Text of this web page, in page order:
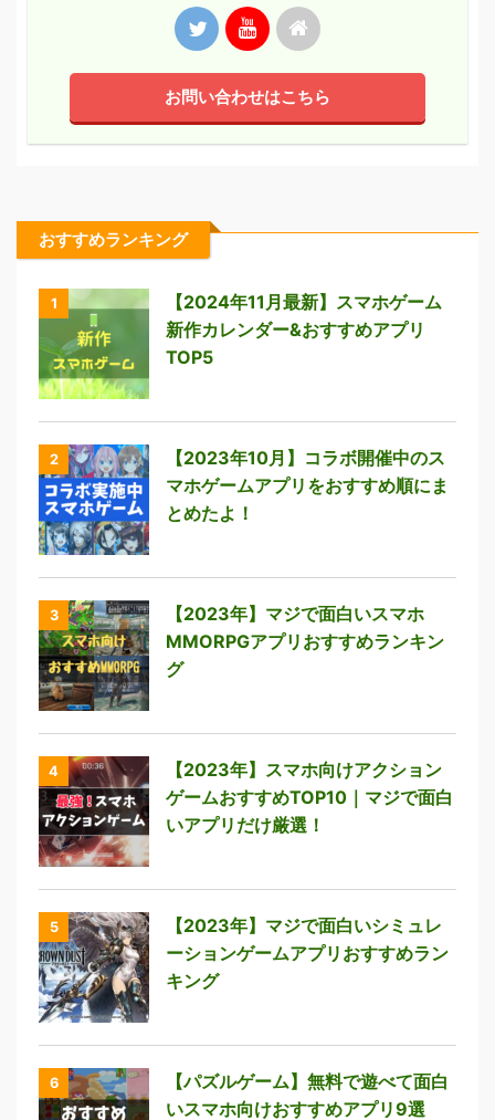
お問い合わせはこちら
おすすめランキング
1
【2024年11月最新】スマホゲーム
新作カレンダー&おすすめアプリ
TOP5
2
【2023年10月】コラボ開催中のス
マホゲームアプリをおすすめ順にま
とめたよ！
3
【2023年】マジで面白いスマホ
MMORPGアプリおすすめランキン
グ
4
【2023年】スマホ向けアクション
ゲームおすすめTOP10｜マジで面白
いアプリだけ厳選！
5
【2023年】マジで面白いシミュレ
ーションゲームアプリおすすめラン
キング
6
【パズルゲーム】無料で遊べて面白
いスマホ向けおすすめアプリ9選